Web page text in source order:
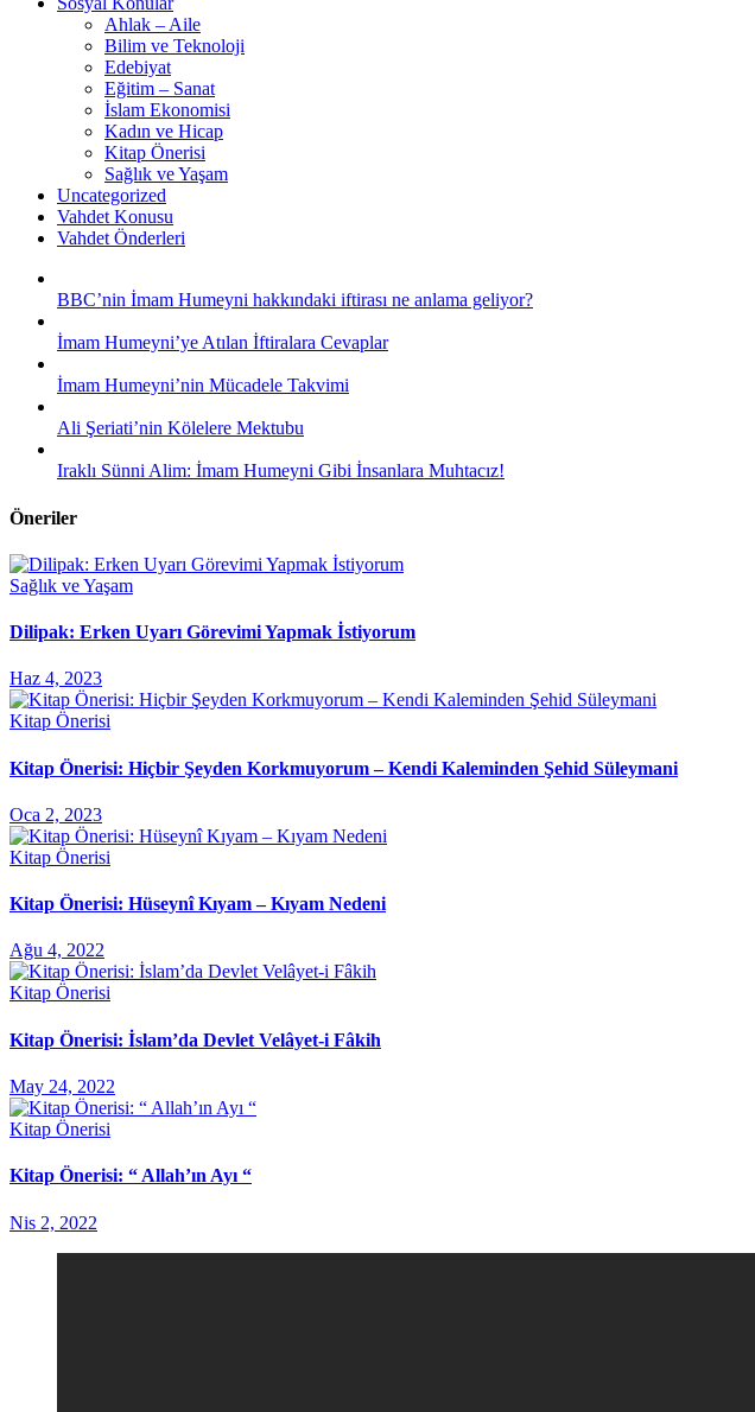
Ahlak – Aile
Bilim ve Teknoloji
Edebiyat
Eğitim – Sanat
İslam Ekonomisi
Kadın ve Hicap
Kitap Önerisi
Sağlık ve Yaşam
Uncategorized
Vahdet Konusu
Vahdet Önderleri
BBC’nin İmam Humeyni hakkındaki iftirası ne anlama geliyor?
İmam Humeyni’ye Atılan İftiralara Cevaplar
İmam Humeyni’nin Mücadele Takvimi
Ali Şeriati’nin Kölelere Mektubu
Iraklı Sünni Alim: İmam Humeyni Gibi İnsanlara Muhtacız!
Öneriler
Sağlık ve Yaşam
Dilipak: Erken Uyarı Görevimi Yapmak İstiyorum
Haz 4, 2023
Kitap Önerisi
Kitap Önerisi: Hiçbir Şeyden Korkmuyorum – Kendi Kaleminden Şehid Süleymani
Oca 2, 2023
Kitap Önerisi
Kitap Önerisi: Hüseynî Kıyam – Kıyam Nedeni
Ağu 4, 2022
Kitap Önerisi
Kitap Önerisi: İslam’da Devlet Velâyet-i Fâkih
May 24, 2022
Kitap Önerisi
Kitap Önerisi: “ Allah’ın Ayı “
Nis 2, 2022